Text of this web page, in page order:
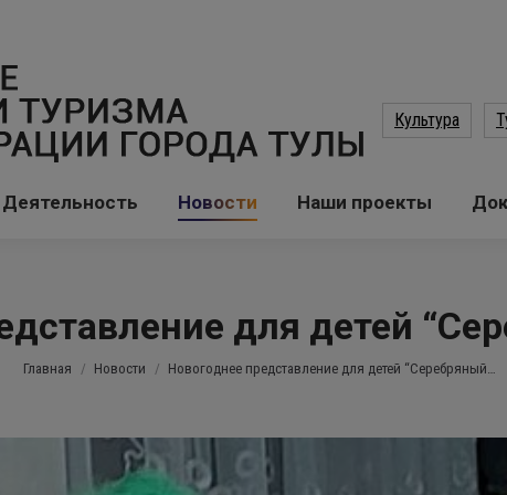
Культура
Деятельность Новости Наши проекты
для детей
Вы здесь:
Главная Новости Новогоднее представление для детей “Серебряный…